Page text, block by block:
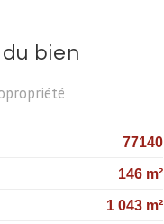
bien
77140
146 m²
1 043 m²